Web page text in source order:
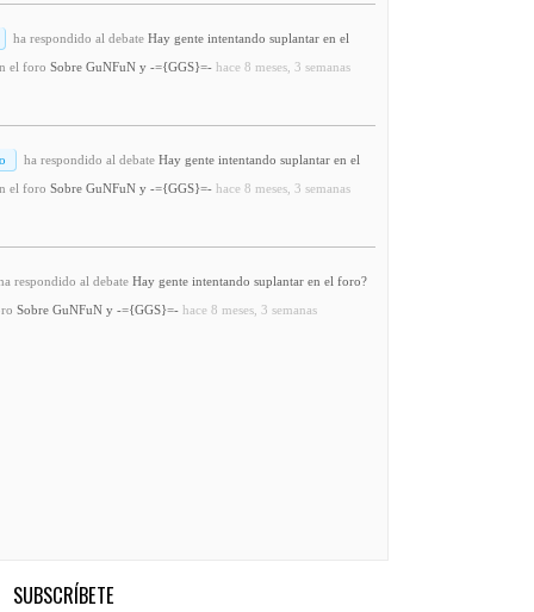
ha respondido al debate Hay gente intentando suplantar en el
el foro Sobre GuNFuN y -={GGS}=- hace 8 meses, 3 semanas
ha respondido al debate Hay gente intentando suplantar en el
el foro Sobre GuNFuN y -={GGS}=- hace 8 meses, 3 semanas
respondido al debate Hay gente intentando suplantar en el foro?
Sobre GuNFuN y -={GGS}=- hace 8 meses, 3 semanas
SUBSCRÍBETE